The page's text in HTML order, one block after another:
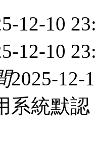
12-10
12-10
2025-12-
系統默認